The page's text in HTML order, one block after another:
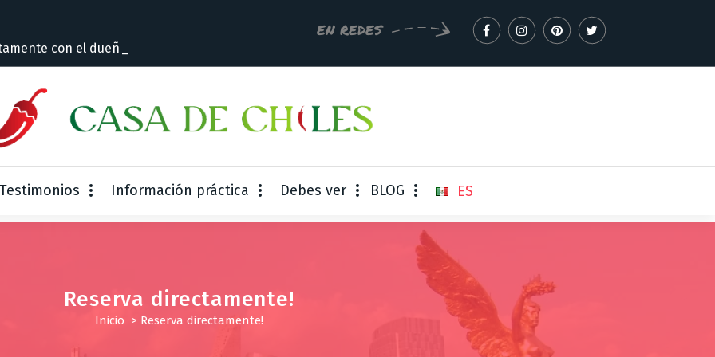
con el dueño
EN REDES
Testimonios Información práctica Debes ver BLOG ES
Reserva directamente!
Inicio > Reserva directamente!